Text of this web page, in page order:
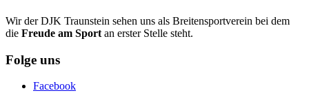
Wir der DJK Traunstein sehen uns als Breitensportverein bei dem
die Freude am Sport an erster Stelle steht.
Folge uns
Facebook